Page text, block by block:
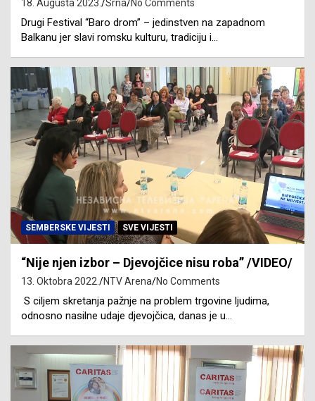
18. Augusta 2023. Srna No Comments
Drugi Festival “Baro drom” – jedinstven na zapadnom
Balkanu jer slavi romsku kulturu, tradiciju i…
SEMBERSKE VIJESTI SVE VIJESTI
“Nije njen izbor – Djevojčice nisu roba” /VIDEO/
13. Oktobra 2022. NTV Arena No Comments
S ciljem skretanja pažnje na problem trgovine ljudima,
odnosno nasilne udaje djevojčica, danas je u…